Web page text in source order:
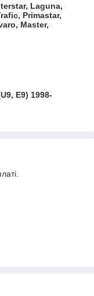
Laguna,
Primastar,
Master,
E9) 1998-